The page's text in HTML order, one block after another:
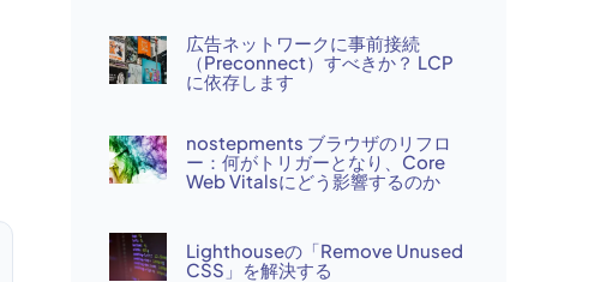
広告ネットワークに事前接続
（Preconnect）すべきか？ LCP
に依存します
nostepments ブラウザのリフロ
ー：何がトリガーとなり、Core
Web Vitalsにどう影響するのか
Lighthouseの「Remove Unused
CSS」を解決する